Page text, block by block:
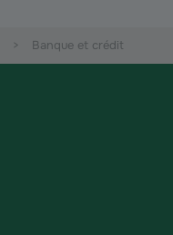
Banque et crédit